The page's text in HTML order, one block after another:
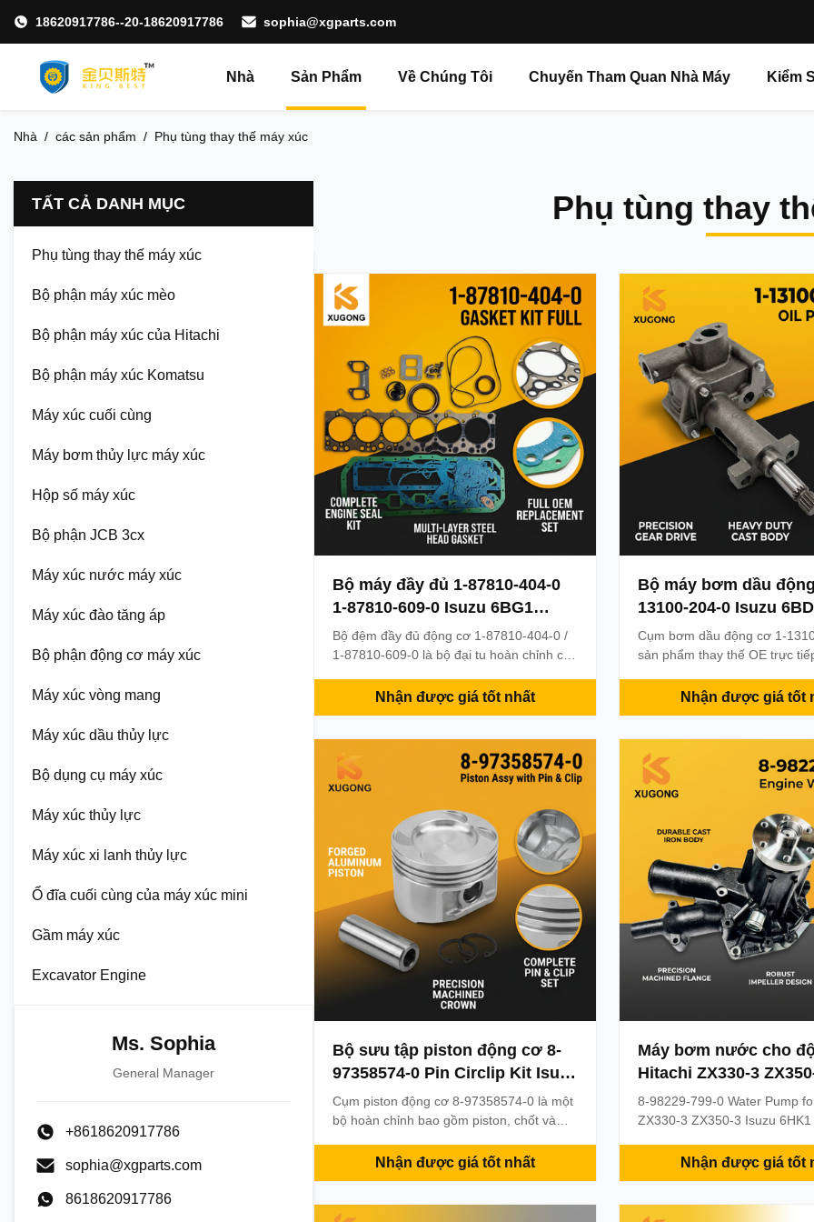
18620917786--20-18620917786 sophia@xgparts.com
Nhà Sản Phẩm Về Chúng Tôi Chuyến Tham Quan Nhà Máy Kiểm
Nhà / các sản phẩm / Phụ tùng thay thế máy xúc
TẤT CẢ DANH MỤC
Phụ tùng thay thế máy xúc
Bộ phận máy xúc mèo
Bộ phận máy xúc của Hitachi
Bộ phận máy xúc Komatsu
Máy xúc cuối cùng
Máy bơm thủy lực máy xúc
Hộp số máy xúc
Bộ phận JCB 3cx
Máy xúc nước máy xúc
Máy xúc đào tăng áp
Bộ phận động cơ máy xúc
Máy xúc vòng mang
Máy xúc dầu thủy lực
Bộ dụng cụ máy xúc
Máy xúc thủy lực
Máy xúc xi lanh thủy lực
Ổ đĩa cuối cùng của máy xúc mini
Gầm máy xúc
Excavator Engine
Ms. Sophia
General Manager
+8618620917786
sophia@xgparts.com
8618620917786
Phụ tùng thay
Bộ máy đầy đủ 1-87810-404-0
1-87810-609-0 Isuzu 6BG1
6BG1T cho Hitachi EX200-5
EX220 Bộ phận máy đào
Bộ đệm đầy đủ động cơ 1-87810-404-0 /
1-87810-609-0 là bộ đại tu hoàn chỉnh cho
được sử dụng trong máy đào Hitachi
việc xây dựng lại động cơ hoàn chỉnh
hoặc dịch vụ sửa chữa lớn.
Nhận được giá tốt nhất
Bộ máy bơm dầu
13100-204-0 Isuzu
6BG1T cho Hitachi
ZX230 SH220 Bộ phận
Cụm bơm dầu động cơ 1-
sản phẩm thay thế OE trực
trên máy đào Hitachi EX200-5,
cậy trong điều kiện vận hành
Nhận được giá tốt
Bộ sưu tập piston động cơ 8-
97358574-0 Pin Circlip Kit Isuzu
4BG1 6BG1T cho Hitachi ZX110
ZX200 ZAXIS210 Bộ phận máy
đào
Cụm piston động cơ 8-97358574-0 là một
bộ hoàn chỉnh bao gồm piston, chốt và
và 6BG1T. Tương thích với máy đào
bền đáng tin cậy trong điều kiện làm việc
Nhận được giá tốt nhất
Máy bơm nước cho
Hitachi ZX330-3
Isuzu 6HK1 với bảo
tháng
8-98229-799-0 Water Pump
ZX330-3 ZX350-3 Isuzu 6HK1
Products information
Stock Supply Ability: 1000pcs
Nhận được giá tốt